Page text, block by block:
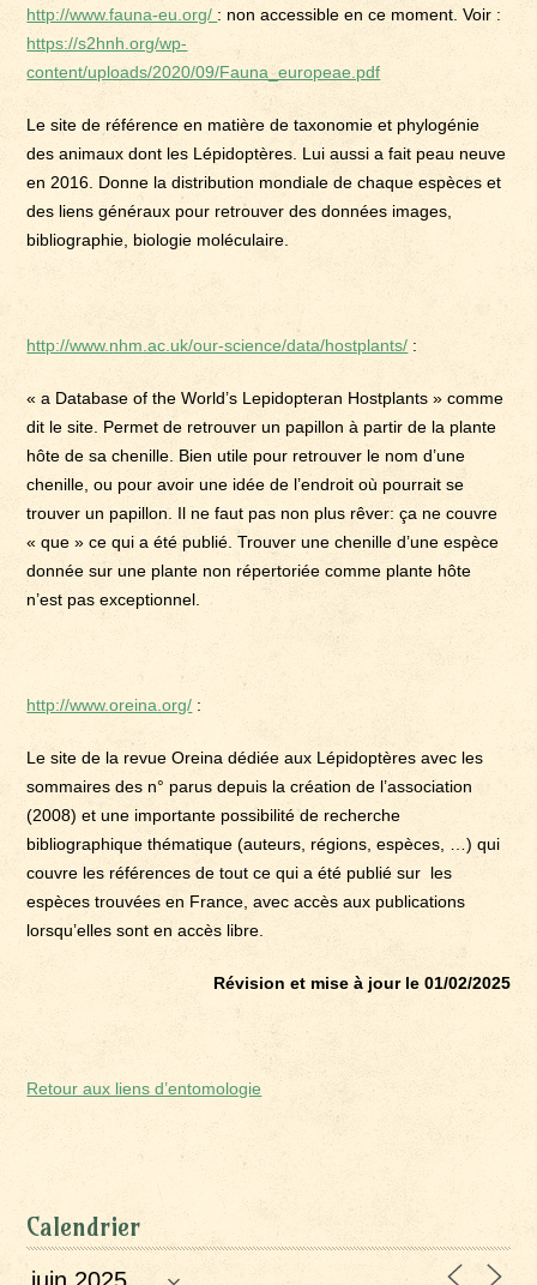
http://www.fauna-eu.org/ : non accessible en ce moment. Voir :
https://s2hnh.org/wp-
content/uploads/2020/09/Fauna_europeae.pdf
Le site de référence en matière de taxonomie et phylogénie
des animaux dont les Lépidoptères. Lui aussi a fait peau neuve
en 2016. Donne la distribution mondiale de chaque espèces et
des liens généraux pour retrouver des données images,
bibliographie, biologie moléculaire.
http://www.nhm.ac.uk/our-science/data/hostplants/ :
« a Database of the World’s Lepidopteran Hostplants » comme
dit le site. Permet de retrouver un papillon à partir de la plante
hôte de sa chenille. Bien utile pour retrouver le nom d’une
chenille, ou pour avoir une idée de l’endroit où pourrait se
trouver un papillon. Il ne faut pas non plus rêver: ça ne couvre
« que » ce qui a été publié. Trouver une chenille d’une espèce
donnée sur une plante non répertoriée comme plante hôte
n’est pas exceptionnel.
http://www.oreina.org/ :
Le site de la revue Oreina dédiée aux Lépidoptères avec les
sommaires des n° parus depuis la création de l’association
(2008) et une importante possibilité de recherche
bibliographique thématique (auteurs, régions, espèces, …) qui
couvre les références de tout ce qui a été publié sur les
espèces trouvées en France, avec accès aux publications
lorsqu’elles sont en accès libre.
Révision et mise à jour le 01/02/2025
Retour aux liens d’entomologie
Calendrier